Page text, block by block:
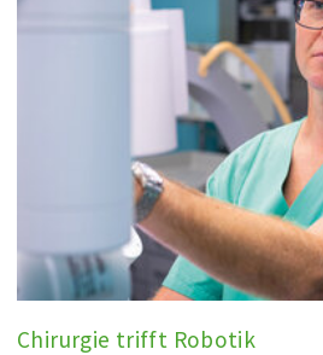
Chirurgie trifft Robotik